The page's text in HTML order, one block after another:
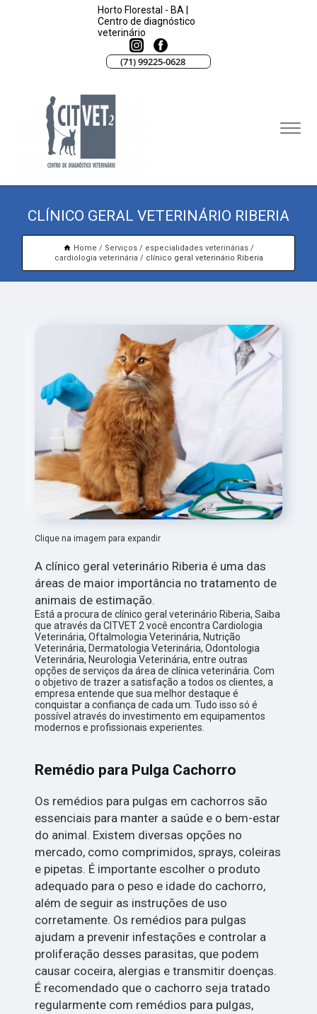
Horto Florestal - BA |
Centro de diagnóstico
veterinário
(71) 99225-0628
CLÍNICO GERAL VETERINÁRIO RIBERIA
Home Serviços
especialidades veterinárias
cardiologia veterinária
clínico geral veterinário Riberia
Clique na imagem para expandir
A clínico geral veterinário Riberia é uma das
áreas de maior importância no tratamento de
animais de estimação.
Está a procura de clínico geral veterinário Riberia, Saiba
que através da CITVET 2 você encontra Cardiologia
Veterinária, Oftalmologia Veterinária, Nutrição
Veterinária, Dermatologia Veterinária, Odontologia
Veterinária, Neurologia Veterinária, entre outras
opções de serviços da área de clínica veterinária. Com
o objetivo de trazer a satisfação a todos os clientes, a
empresa entende que sua melhor destaque é
conquistar a confiança de cada um. Tudo isso só é
possível através do investimento em equipamentos
modernos e profissionais experientes.
Remédio para Pulga Cachorro
Os remédios para pulgas em cachorros são
essenciais para manter a saúde e o bem-estar
do animal. Existem diversas opções no
mercado, como comprimidos, sprays, coleiras
e pipetas. É importante escolher o produto
adequado para o peso e idade do cachorro,
além de seguir as instruções de uso
corretamente. Os remédios para pulgas
ajudam a prevenir infestações e controlar a
proliferação desses parasitas, que podem
causar coceira, alergias e transmitir doenças.
É recomendado que o cachorro seja tratado
regularmente com remédios para pulgas,